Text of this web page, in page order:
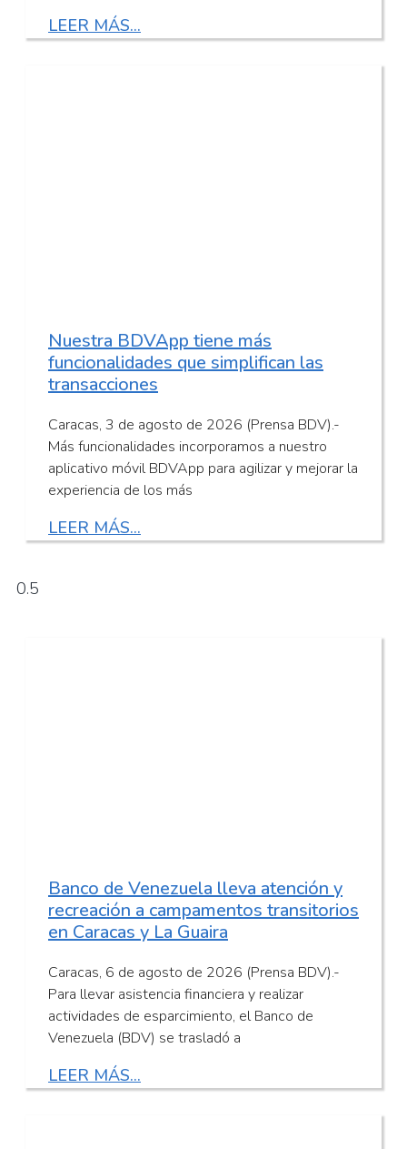
LEER MÁS...
Nuestra BDVApp tiene más
funcionalidades que simplifican las
transacciones
Caracas, 3 de agosto de 2026 (Prensa BDV).-
Más funcionalidades incorporamos a nuestro
aplicativo móvil BDVApp para agilizar y mejorar la
experiencia de los más
LEER MÁS...
Banco de Venezuela lleva atención y
recreación a campamentos transitorios
en Caracas y La Guaira
Caracas, 6 de agosto de 2026 (Prensa BDV).-
Para llevar asistencia financiera y realizar
actividades de esparcimiento, el Banco de
Venezuela (BDV) se trasladó a
LEER MÁS...